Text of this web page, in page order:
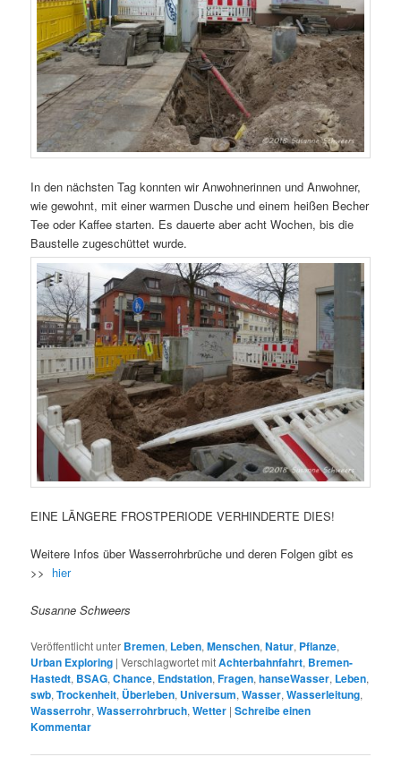
In den nächsten Tag konnten wir Anwohnerinnen und Anwohner,
wie gewohnt, mit einer warmen Dusche und einem heißen Becher
Tee oder Kaffee starten. Es dauerte aber acht Wochen, bis die
Baustelle zugeschüttet wurde.
EINE LÄNGERE FROSTPERIODE VERHINDERTE DIES!
Weitere Infos über Wasserrohrbrüche und deren Folgen gibt es
>> hier
Susanne Schweers
Veröffentlicht unter Bremen, Leben,Menschen,Natur, Pflanze,
Urban Exploring |Verschlagwortet mitAchterbahnfahrt, Bremen-
Hastedt, BSAG,Chance, Endstation,Fragen,hanseWasser, Leben,
swb,Trockenheit, Überleben, Universum,Wasser,Wasserleitung,
Wasserrohr,Wasserrohrbruch,Wetter |Schreibe einen
Kommentar